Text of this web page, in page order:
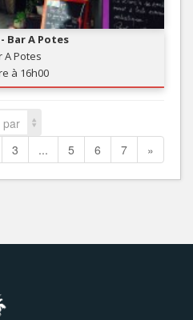
Bar A Potes
A Potes
à 16h00
par
3 ... 5 6 7 »